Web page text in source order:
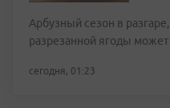
Арбузный сезон в
разрезанной ягоды
сегодня, 01:23